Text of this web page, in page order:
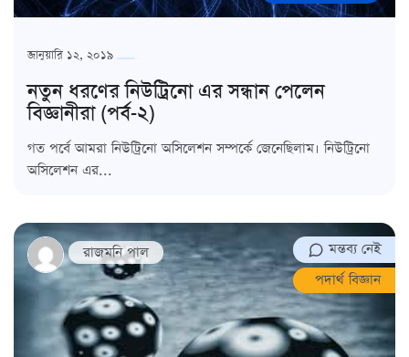
জানুয়ারি ১২, ২০১৯
নতুন ধরণের নিউট্রিনো এর সন্ধান পেলেন
বিজ্ঞানীরা (পর্ব-২)
গত পর্বে আমরা নিউট্রিনো অসিলেশন সম্পর্কে জেনেছিলাম। নিউট্রিনো
অসিলেশন এর...
রাজমনি পাল
মন্তব্য নেই
পদার্থ বিজ্ঞান